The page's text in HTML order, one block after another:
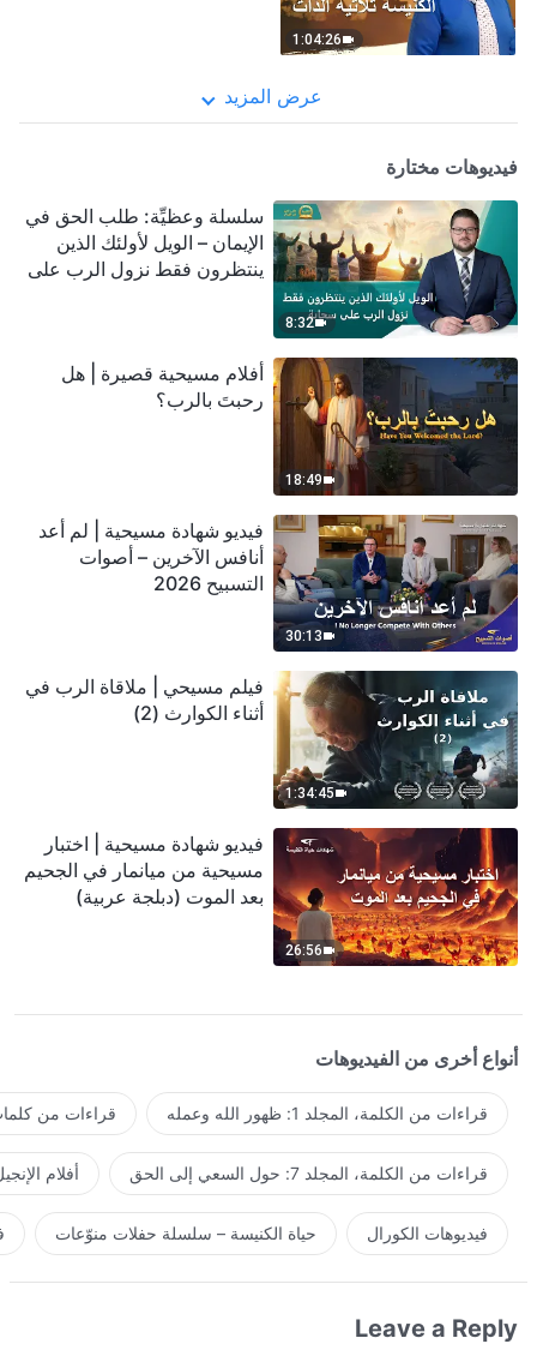
1:04:26
عرض المزيد
فيديوهات مختارة
8:32
سلسلة وعظيِّة: طلب الحق في
الإيمان – الويل لأولئك الذين
ينتظرون فقط نزول الرب على
18:49
أفلام مسيحية قصيرة | هل
رحبتَ بالرب؟
30:13
فيديو شهادة مسيحية | لم أعد
أنافس الآخرين – أصوات
التسبيح 2026
1:34:45
فيلم مسيحي | ملاقاة الرب في
أثناء الكوارث (2)
26:56
فيديو شهادة مسيحية | اختبار
مسيحية من ميانمار في الجحيم
بعد الموت (دبلجة عربية)
أنواع أخرى من الفيديوهات
قراءات من الكلمة، المجلد 1: ظهور الله وعمله قراءات من
قراءات من الكلمة، المجلد 7: حول السعي إلى الحق أفلام
فيديوهات الكورال حياة الكنيسة – سلسلة حفلات منوّعات
Leave a Reply